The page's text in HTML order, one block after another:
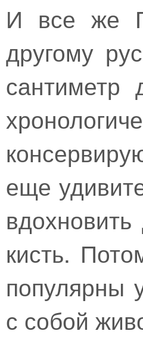
И все же
другому
сантиметр
еще
кисть.
популярны
с собой